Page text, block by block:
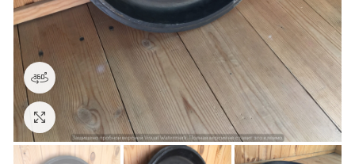
360° обзор
Увеличить